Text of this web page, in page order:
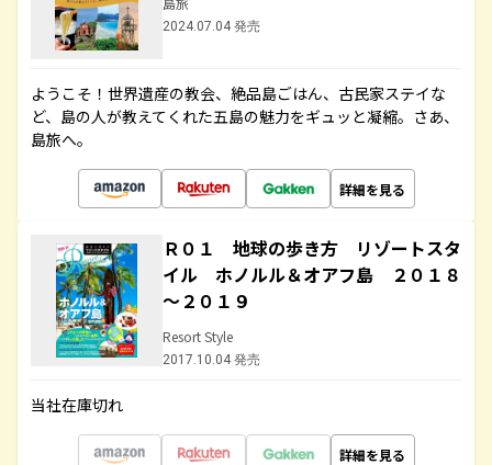
2024.07.04 発売
ようこそ！世界遺産の教会、絶品島ごはん、古民家ステイな
ど、島の人が教えてくれた五島の魅力をギュッと凝縮。さあ、
島旅へ。
詳細を見る
Ｒ０１ 地球の歩き方 リゾートスタ
イル ホノルル＆オアフ島 ２０１８
～２０１９
Resort Style
2017.10.04 発売
当社在庫切れ
詳細を見る